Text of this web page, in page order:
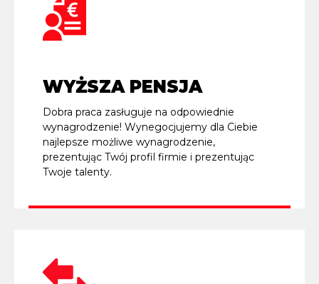
WYŻSZA PENSJA
Dobra praca zasługuje na odpowiednie
wynagrodzenie! Wynegocjujemy dla Ciebie
najlepsze możliwe wynagrodzenie,
prezentując Twój profil firmie i prezentując
Twoje talenty.